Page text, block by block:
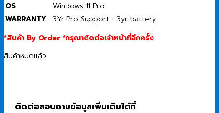
OS
Windows 11 Pro
WARRANTY 3Yr Pro Support + 3yr battery
*สินค้า By Order *กรุณาติดต่อเจ้าหน้าที่อีกครั้ง
สินค้าหมดแล้ว
ติดต่อสอบถามข้อมูลเพิ่มเติมได้ที่